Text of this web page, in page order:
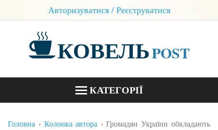
Авторизуватися / Реєструватися
КОВЕЛЬPOST
КАТЕГОРІЇ
Головна Колонка автора
Громадян України обкладають